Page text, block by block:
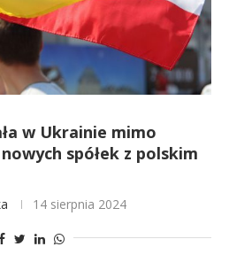
w Ukrainie mimo
spółek z polskim
14 sierpnia 2024